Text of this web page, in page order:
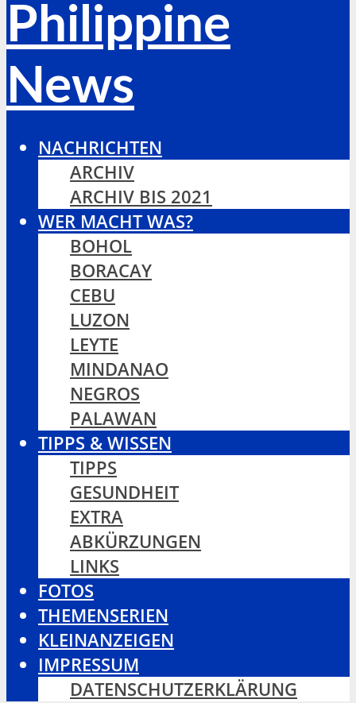
NACHRICHTEN
ARCHIV
ARCHIV BIS 2021
WER MACHT WAS?
BOHOL
BORACAY
CEBU
LUZON
LEYTE
MINDANAO
NEGROS
PALAWAN
TIPPS & WISSEN
TIPPS
GESUNDHEIT
EXTRA
ABKÜRZUNGEN
LINKS
FOTOS
THEMENSERIEN
KLEINANZEIGEN
IMPRESSUM
DATENSCHUTZERKLÄRUNG